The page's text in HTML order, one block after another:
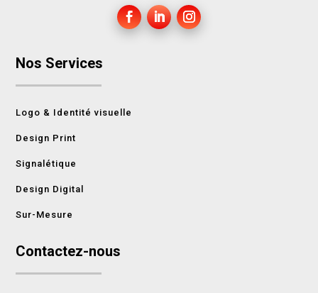
Nos Services
Logo & Identité visuelle
Design Print
Signalétique
Design Digital
Sur-Mesure
Contactez-nous